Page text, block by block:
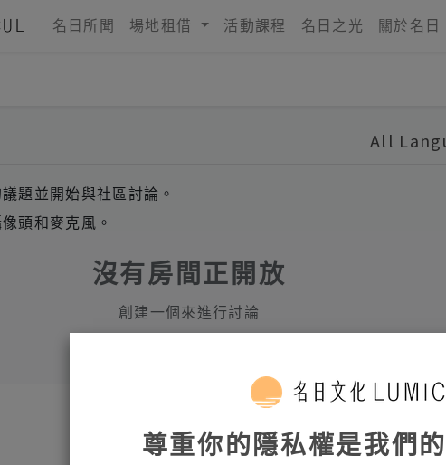
名日所聞 場地租借 活動課程 名日之光 關於名日
All
題並開始與社區討論。
頭和麥克風。
沒有房間正開放
創建一個來進行討論
尊重你的隱私權是我們